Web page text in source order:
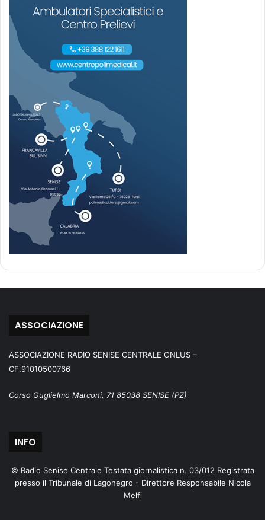
ASSOCIAZIONE
ASSOCIAZIONE RADIO SENISE CENTRALE ONLUS –
CF.91010500766
Corso Guglielmo Marconi, 71 85038 SENISE (PZ)
INFO
© Radio Senise Centrale Testata giornalistica n. 03/012 Registrata
presso il Tribunale di Lagonegro - Direttore Responsabile Nicola
Melfi